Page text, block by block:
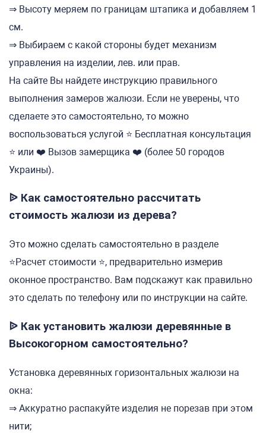
⇒ Высоту меряем по границам штапика и добавляем 1
см.
⇒ Выбираем с какой стороны будет механизм
управления на изделии, лев. или прав.
На сайте Вы найдете инструкцию правильного
выполнения замеров жалюзи. Если не уверены, что
сделаете это самостоятельно, то можно
воспользоваться услугой ⭐ Бесплатная консультация
⭐ или ❤️ Вызов замерщика ❤️ (более 50 городов
Украины).
ᐉ Как самостоятельно рассчитать
стоимость жалюзи из дерева?
Это можно сделать самостоятельно в разделе
⭐Расчет стоимости ⭐, предварительно измерив
оконное пространство. Вам подскажут как правильно
это сделать по телефону или по инструкции на сайте.
ᐉ Как установить жалюзи деревянные в
Высокогорном самостоятельно?
Установка деревянных горизонтальных жалюзи на
окна:
⇒ Аккуратно распакуйте изделия не порезав при этом
нити;